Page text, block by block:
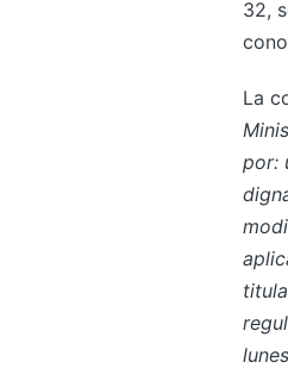
32,
La
por: